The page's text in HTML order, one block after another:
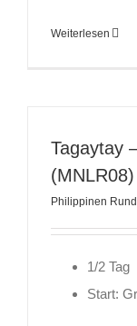
Weiterlesen
Tagaytay
(MNLR08)
Philippinen
1/2 Tag
Start: